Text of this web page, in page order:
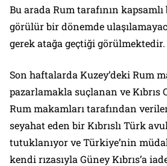
Bu arada Rum tarafının
görülür bir dönemde
gerek atağa geçtiği görülmektedir.
Son haftalarda Kuzey’deki Rum
pazarlamakla suçlanan ve Kıbrıs
Rum makamları tarafından
seyahat eden bir Kıbrıslı Türk
tutuklanıyor ve Türkiye’nin
kendi rızasıyla Güney Kıbrıs’a